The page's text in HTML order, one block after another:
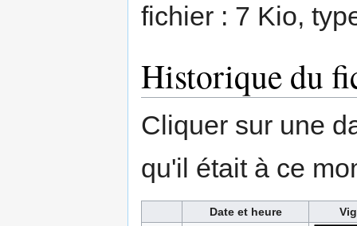
fichier : 7 Kio,
Historique du
Cliquer sur une
qu'il était à ce
Date et heure